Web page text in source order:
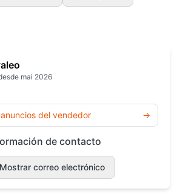
mai 2026
del vendedor →
de contacto
Mostrar correo electrónico